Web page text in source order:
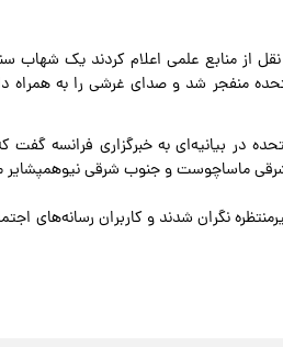
نقل از منابع علمی اعلام کردند یک
منفجر شد و صدای غرشی را به
در بیانیه‌ای به خبرگزاری فرانسه
نگران شدند و کاربران رسانه‌های